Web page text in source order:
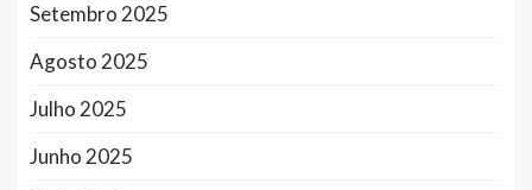
Setembro 2025
Agosto 2025
Julho 2025
Junho 2025